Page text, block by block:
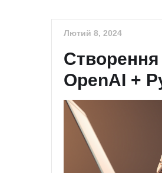
Лютий 8, 2024
Створення
OpenAI +